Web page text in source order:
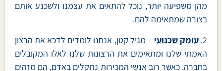
מהן משפיעה יותר, נוכל להתאים את עצמנו ולשכנע אותם
בצורה שמתאימה להם.
2. עומק שכנועי – מגיל קטן, אנחנו לומדים לדכא את הרצון
האמתי שלנו ומתאימים את הרצונות שלנו לאלו המקובלים
בחברה. כאשר רוב אנשי המכירות נתקלים באדם, הם מזהים